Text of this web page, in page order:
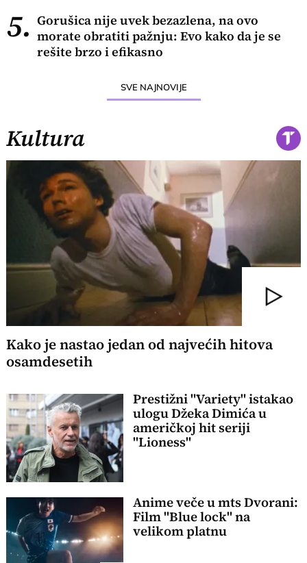
5. Gorušica nije uvek bezazlena, na ovo
morate obratiti pažnju: Evo kako da je se
rešite brzo i efikasno
SVE NAJNOVIJE
Kultura
Kako je nastao jedan od najvećih hitova
osamdesetih
Prestižni "Variety" istakao
ulogu Džeka Dimića u
američkoj hit seriji
"Lioness"
Anime veče u mts Dvorani:
Film "Blue lock" na
velikom platnu